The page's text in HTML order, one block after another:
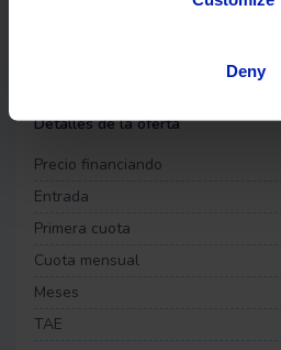
Deny
Detalles de la oferta
Precio financiando
Entrada
Primera cuota
Cuota mensual
Meses
TAE